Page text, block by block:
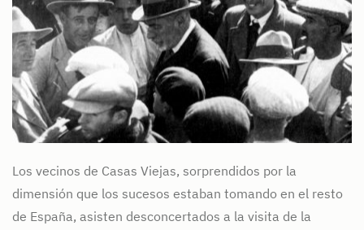
Los vecinos de Casas Viejas, sorprendidos por la
dimensión que los sucesos estaban tomando en el resto
de España, asisten desconcertados a la visita de la